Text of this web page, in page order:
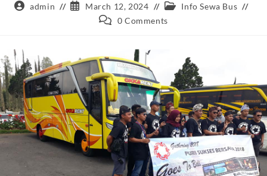
Postadmin
Post
published:
March 12, 2024
PostInfo Sewa Bus
Post 0 Comments